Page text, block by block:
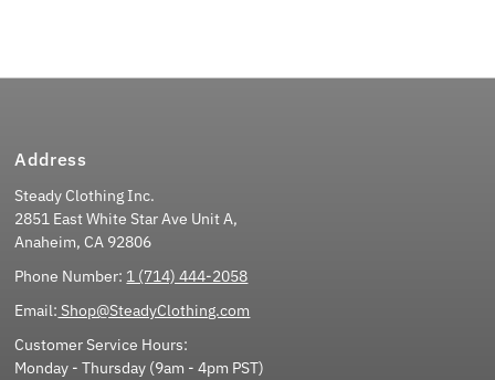
Address
Steady Clothing Inc.
2851 East White Star Ave Unit A,
Anaheim, CA 92806
Phone Number: 1 (714) 444-2058
Email: Shop@SteadyClothing.com
Customer Service Hours:
Monday - Thursday (9am - 4pm PST)